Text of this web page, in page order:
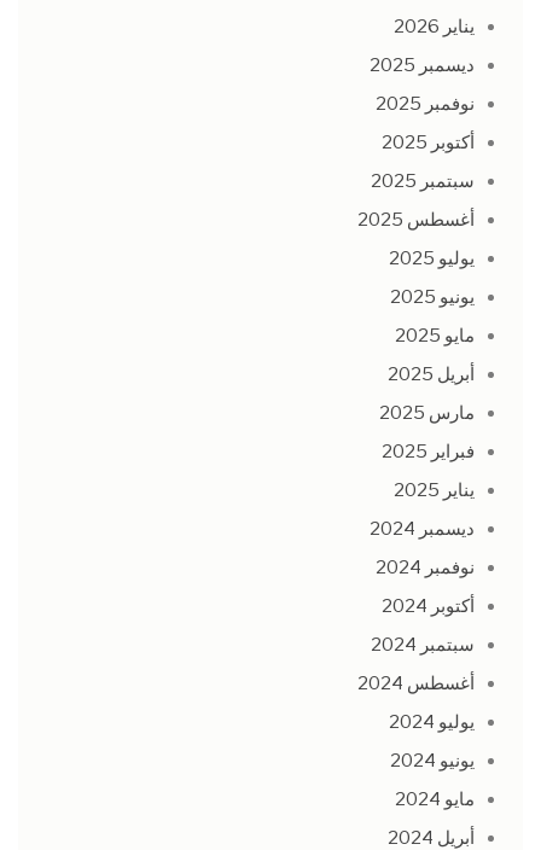
يناير 2026
ديسمبر 2025
نوفمبر 2025
أكتوبر 2025
سبتمبر 2025
أغسطس 2025
يوليو 2025
يونيو 2025
مايو 2025
أبريل 2025
مارس 2025
فبراير 2025
يناير 2025
ديسمبر 2024
نوفمبر 2024
أكتوبر 2024
سبتمبر 2024
أغسطس 2024
يوليو 2024
يونيو 2024
مايو 2024
أبريل 2024